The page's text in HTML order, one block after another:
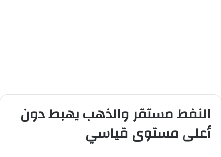
النفط مستقر والذهب يهبط دون
أعلى مستوى قياسي